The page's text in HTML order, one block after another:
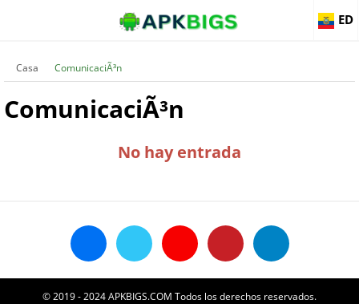
ED
Casa ComunicaciÃ³n
ComunicaciÃ³n
No hay entrada
© 2019 - 2024 APKBIGS.COM Todos los derechos reservados.